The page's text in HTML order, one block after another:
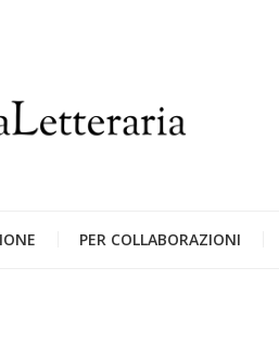
PER COLLABORAZIONI